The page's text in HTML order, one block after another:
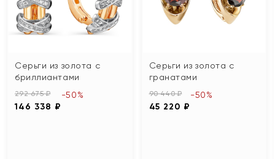
Серьги из золота с
бриллиантами
292 675 ₽
146 338 ₽
-50%
Серьги из золота с
гранатами
90 440 ₽
45 220 ₽
-50%